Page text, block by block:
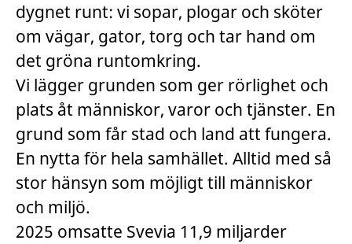
dygnet runt: vi sopar, plogar och sköter
om vägar, gator, torg och tar hand om
det gröna runtomkring.
Vi lägger grunden som ger rörlighet och
plats åt människor, varor och tjänster. En
grund som får stad och land att fungera.
En nytta för hela samhället. Alltid med så
stor hänsyn som möjligt till människor
och miljö.
2025 omsatte Svevia 11,9 miljarder